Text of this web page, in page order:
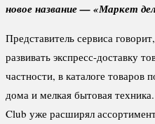
новое название — «Маркет
Представитель сервиса
развивать экспресс-доставку
частности, в каталоге товаров
дома и мелкая бытовая
Club уже расширял